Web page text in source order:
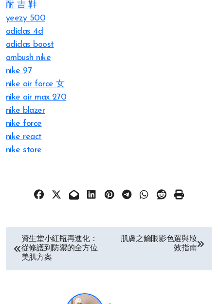
耐 吉 鞋
yeezy 500
adidas 4d
adidas boost
ambush nike
nike 97
nike air force 女
nike air max 270
nike blazer
nike force
nike react
nike store
資生堂小紅瓶再進化：
從修護到防禦的全方位
美肌方案
肌膚之鑰眼影色選與妝
效指南